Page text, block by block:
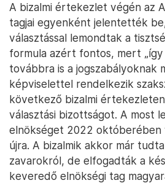
A bizalmi értekezlet végén az
tagjai egyenként jelentették
választással lemondtak a
formula azért fontos, mert „így
továbbra is a jogszabályoknak
képviselettel rendelkezik
következő bizalmi
választási bizottságot. A most
elnökséget 2022 októberében
újra. A bizalmik akkor már
zavarokról, de elfogadták a
keveredő elnökségi tag